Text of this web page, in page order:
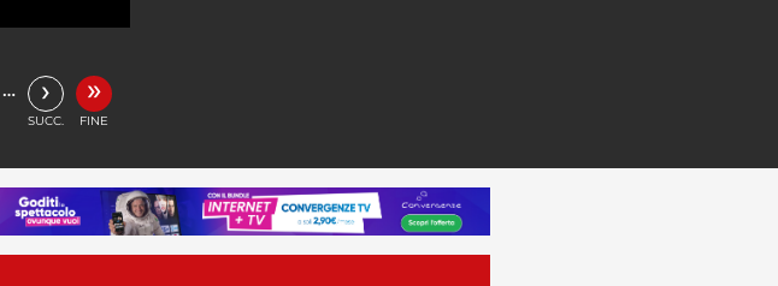
… ›
SUCC.
»
FINE